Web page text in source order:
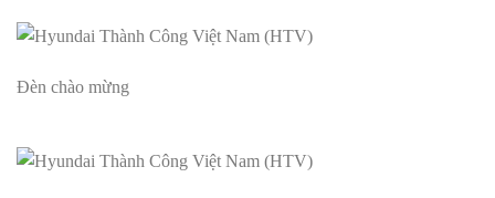
Đèn chào mừng